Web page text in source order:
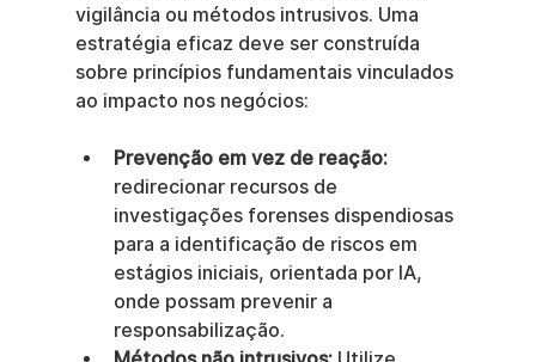
vigilância ou métodos intrusivos. Uma
estratégia eficaz deve ser construída
sobre princípios fundamentais vinculados
ao impacto nos negócios:
Prevenção em vez de reação:
redirecionar recursos de
investigações forenses dispendiosas
para a identificação de riscos em
estágios iniciais, orientada por IA,
onde possam prevenir a
responsabilização.